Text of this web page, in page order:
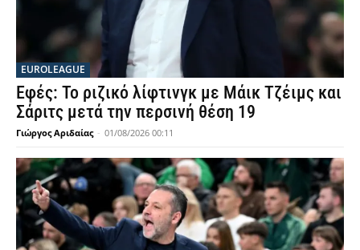
EUROLEAGUE
Εφές: Το ριζικό λίφτινγκ με Μάικ Τζέιμς και
Σάριτς μετά την περσινή θέση 19
Γιώργος Αριδαίας - 01/08/2026 00:11